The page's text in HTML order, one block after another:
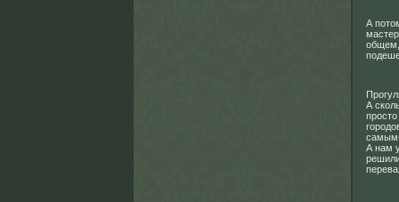
А
общем,
А
А нам